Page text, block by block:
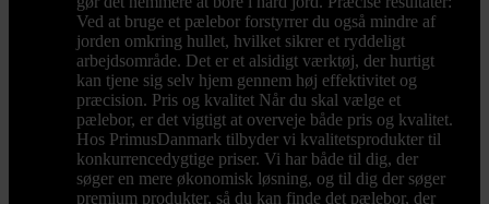
Ved at bruge et pælebor forstyrrer du også mindre af
jorden omkring hullet, hvilket sikrer et ryddeligt
arbejdsområde. Det er et alsidigt værktøj, der hurtigt
kan tjene sig selv hjem gennem høj effektivitet og
præcision. Pris og kvalitet Når du skal vælge et
pælebor, er det vigtigt at overveje både pris og kvalitet.
Hos PrimusDanmark tilbyder vi kvalitetsprodukter til
konkurrencedygtige priser. Vi har både til dig, der
søger en mere økonomisk løsning, og til dig der søger
premium produkter, så du kan finde det pælebor, der